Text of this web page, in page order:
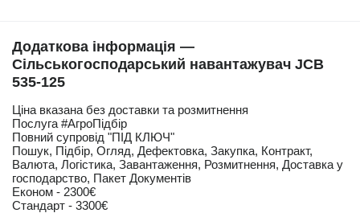
Додаткова інформація —
Сільськогосподарський навантажувач JCB
535-125
Ціна вказана без доставки та розмитнення
Послуга #АгроПідбір
Повний супровід "ПІД КЛЮЧ"
Пошук, Підбір, Огляд, Дефектовка, Закупка, Контракт,
Валюта, Логістика, Завантаження, Розмитнення, Доставка у
господарство, Пакет Документів
Економ - 2300€
Стандарт - 3300€